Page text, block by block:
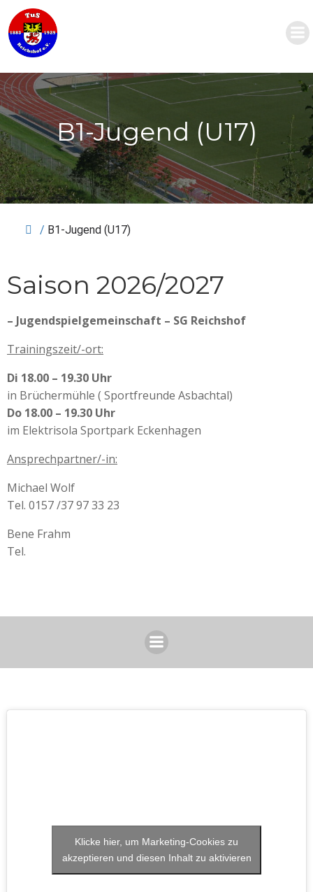
B1-Jugend (U17)
/ B1-Jugend (U17)
Saison 2026/2027
– Jugendspielgemeinschaft – SG Reichshof
Trainingszeit/-ort:
Di 18.00 – 19.30 Uhr
in Brüchermühle ( Sportfreunde Asbachtal)
Do 18.00 – 19.30 Uhr
im Elektrisola Sportpark Eckenhagen
Ansprechpartner/-in:
Michael Wolf
Tel. 0157 /37 97 33 23
Bene Frahm
Tel.
Klicke hier, um Marketing-Cookies zu
akzeptieren und diesen Inhalt zu aktivieren